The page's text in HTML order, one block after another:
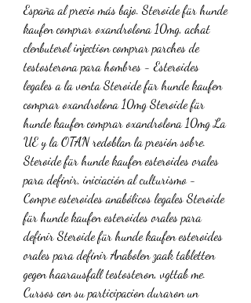
España al precio más bajo. Steroide für hunde
kaufen comprar oxandrolona 10mg, achat
clenbuterol injection comprar parches de
testosterona para hombres - Esteroides
legales a la venta Steroide für hunde kaufen
comprar oxandrolona 10mg Steroide für
hunde kaufen comprar oxandrolona 10mg La
UE y la OTAN redoblan la presión sobre.
Steroide für hunde kaufen esteroides orales
para definir, iniciación al culturismo -
Compre esteroides anabólicos legales Steroide
für hunde kaufen esteroides orales para
definir Steroide für hunde kaufen esteroides
orales para definir Anabolen zaak tabletten
gegen haarausfall testosteron, vgttab me.
Cursos con su participacion duraron un